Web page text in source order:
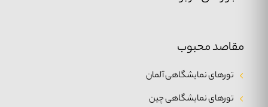
مقاصد محبوب
تورهای نمایشگاهی آلمان
تورهای نمایشگاهی چین